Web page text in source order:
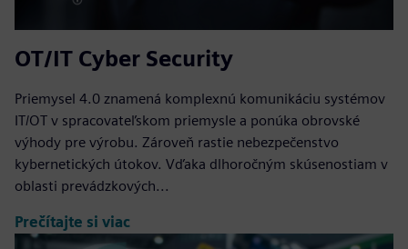
OT/IT Cyber Security
Priemysel 4.0 znamená komplexnú komunikáciu systémov
IT/OT v spracovateľskom priemysle a ponúka obrovské
výhody pre výrobu. Zároveň rastie nebezpečenstvo
kybernetických útokov. Vďaka dlhoročným skúsenostiam v
oblasti prevádzkových...
Prečítajte si viac